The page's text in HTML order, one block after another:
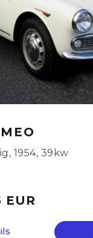
, 1954, 39kw
EUR